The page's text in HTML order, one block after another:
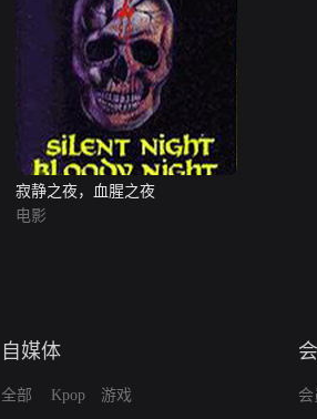
寂静之夜，血腥之夜
电影
自媒体
全部 Kpop 游戏 会